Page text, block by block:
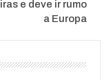
e deve ir rumo
a Europa